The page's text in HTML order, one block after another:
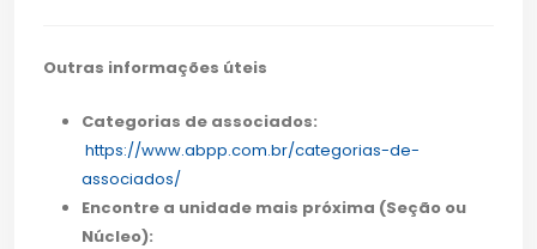
Outras informações úteis
Categorias de associados:
https://www.abpp.com.br/categorias-de-
associados/
Encontre a unidade mais próxima (Seção ou
Núcleo):